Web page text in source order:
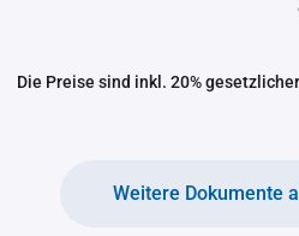
Die Preise sind inkl. 20%
Weitere Dokumente